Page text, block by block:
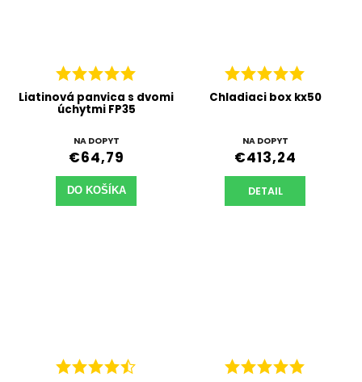
Liatinová panvica s dvomi
úchytmi FP35
NA DOPYT
€64,79
DO KOŠÍKA
Chladiaci box kx50
NA DOPYT
€413,24
DETAIL